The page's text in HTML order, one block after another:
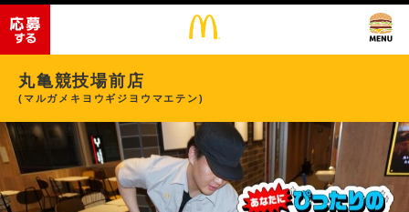
丸亀競技場前店
(マルガメキヨウギジヨウマエテン)